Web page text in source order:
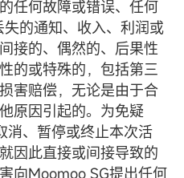
任何故障或错误、任何
的通知、收入、利润或
接的、偶然的、后果性
的或特殊的，包括第三
害赔偿，无论是由于合
原因引起的。为免疑
消、暂停或终止本次活
因此直接或间接导致的
向Moomoo SG提出任何